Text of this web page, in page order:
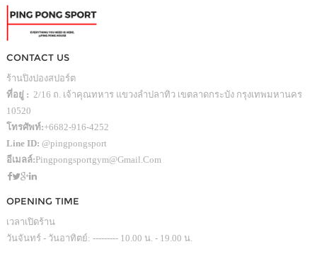
CONTACT US
ร้านปิงปองสปอร์ต
ที่อยู่ : 2/16 ถ. เจ้าคุณทหาร แขวงลำปลาทิว เขตลาดกระบัง กรุงเทพมหานคร
10520
โทรศัพท์:+6682-916-4252
Line ID: @pingpongsport
อีเมลล์:Pingpongsportgym@gmail.com
OPENING TIME
เวลาเปิดร้าน
วันจันทร์ - วันอาทิตย์: --------- 10.00 น. - 19.00 น.